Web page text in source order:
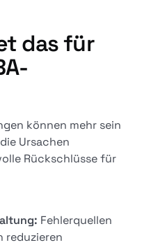
das für
können mehr sein
Ursachen
Rückschlüsse für
Fehlerquellen
reduzieren